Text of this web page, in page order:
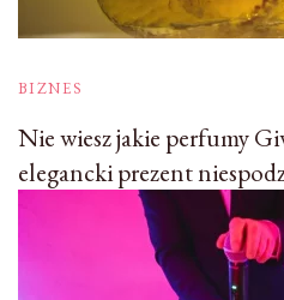
BIZNES
Nie wiesz jakie perfumy
elegancki prezent